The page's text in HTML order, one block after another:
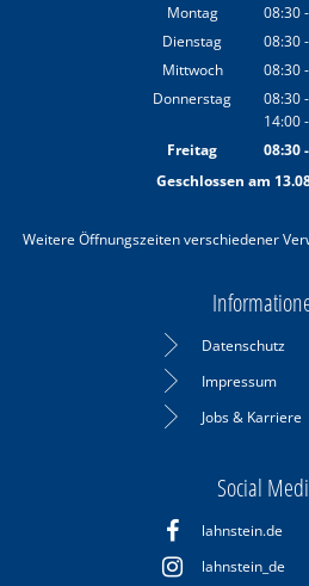
Montag 08:30-
Dienstag 08:30-
Mittwoch 08:30-
Donnerstag 08:30-
14:00-
Freitag 08:30-
Geschlossen am
Weitere Öffnungszeiten verschiedener
Datenschutz
Impressum
Jobs & Karriere
Social
lahnstein.de
lahnstein_de